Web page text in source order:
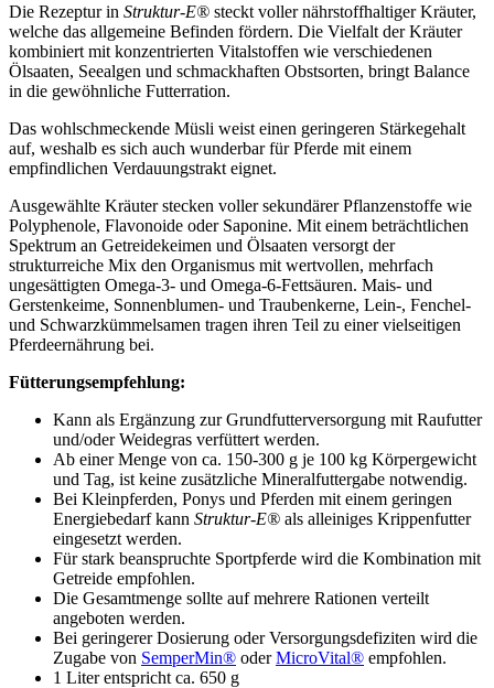
Die Rezeptur in Struktur-E® steckt voller nährstoffhaltiger Kräuter,
welche das allgemeine Befinden fördern. Die Vielfalt der Kräuter
kombiniert mit konzentrierten Vitalstoffen wie verschiedenen
Ölsaaten, Seealgen und schmackhaften Obstsorten, bringt Balance
in die gewöhnliche Futterration.
Das wohlschmeckende Müsli weist einen geringeren Stärkegehalt
auf, weshalb es sich auch wunderbar für Pferde mit einem
empfindlichen Verdauungstrakt eignet.
Ausgewählte Kräuter stecken voller sekundärer Pflanzenstoffe wie
Polyphenole, Flavonoide oder Saponine. Mit einem beträchtlichen
Spektrum an Getreidekeimen und Ölsaaten versorgt der
strukturreiche Mix den Organismus mit wertvollen, mehrfach
ungesättigten Omega-3- und Omega-6-Fettsäuren. Mais- und
Gerstenkeime, Sonnenblumen- und Traubenkerne, Lein-, Fenchel-
und Schwarzkümmelsamen tragen ihren Teil zu einer vielseitigen
Pferdeernährung bei.
Fütterungsempfehlung:
Kann als Ergänzung zur Grundfutterversorgung mit Raufutter
und/oder Weidegras verfüttert werden.
Ab einer Menge von ca. 150-300 g je 100 kg Körpergewicht
und Tag, ist keine zusätzliche Mineralfuttergabe notwendig.
Bei Kleinpferden, Ponys und Pferden mit einem geringen
Energiebedarf kann Struktur-E® als alleiniges Krippenfutter
eingesetzt werden.
Für stark beanspruchte Sportpferde wird die Kombination mit
Getreide empfohlen.
Die Gesamtmenge sollte auf mehrere Rationen verteilt
angeboten werden.
Bei geringerer Dosierung oder Versorgungsdefiziten wird die
Zugabe von SemperMin® oderMicroVital® empfohlen.
1 Liter entspricht ca. 650 g